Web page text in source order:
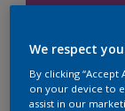
2,5 L
We respect
By clicking
on your device to
assist in our